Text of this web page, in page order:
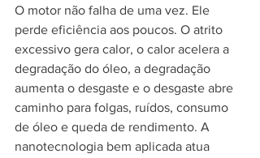
O motor não falha de uma vez. Ele
perde eficiência aos poucos. O atrito
excessivo gera calor, o calor acelera a
degradação do óleo, a degradação
aumenta o desgaste e o desgaste abre
caminho para folgas, ruídos, consumo
de óleo e queda de rendimento. A
nanotecnologia bem aplicada atua